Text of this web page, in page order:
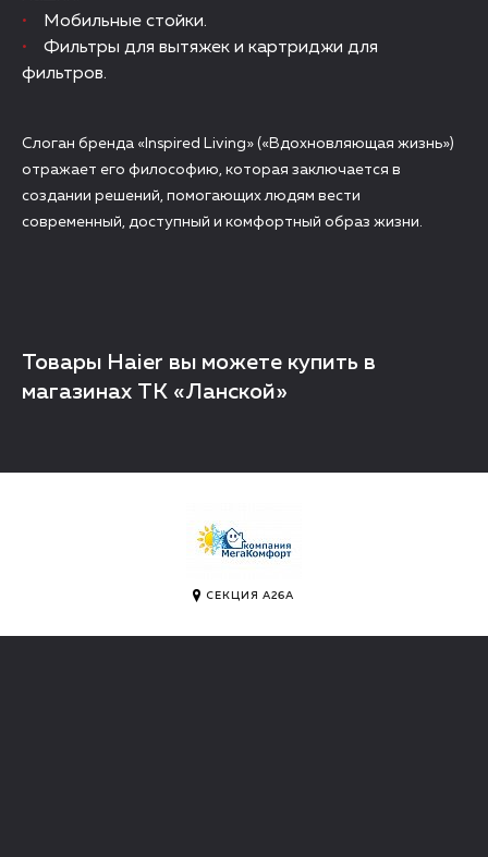
Мобильные стойки.
Фильтры для вытяжек и картриджи для
фильтров.
Слоган бренда «Inspired Living» («Вдохновляющая жизнь»)
отражает его философию, которая заключается в
создании решений, помогающих людям вести
современный, доступный и комфортный образ жизни.
Товары Haier вы можете купить в
магазинах ТК «Ланской»
СЕКЦИЯ А26А